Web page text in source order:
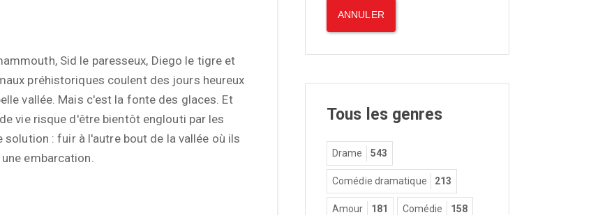
Sid le paresseux, Diego le tigre et
préhistoriques coulent des jours heureux
vallée. Mais c'est la fonte des glaces. Et
vie risque d'être bientôt englouti par les
solution : fuir à l'autre bout de la vallée où ils
embarcation.
Tous les genres
Drame 543
Comédie dramatique 213
Amour 181 Comédie 158